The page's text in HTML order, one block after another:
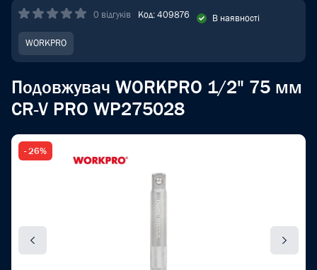
0 відгуків Код: 409876 В наявності
WORKPRO
Подовжувач WORKPRO 1/2" 75 мм
CR-V PRO WP275028
- 26%